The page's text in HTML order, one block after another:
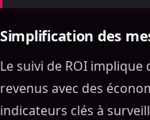
Simplification des
Le suivi de ROI
revenus avec des
indicateurs clés à